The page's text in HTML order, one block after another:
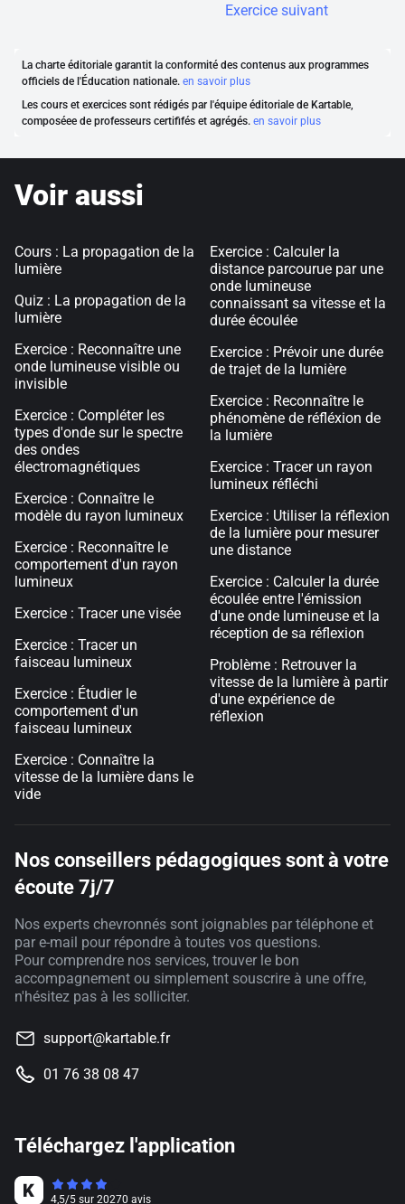
Exercice suivant
La charte éditoriale garantit la conformité des contenus aux programmes
officiels de l'Éducation nationale. en savoir plus
Les cours et exercices sont rédigés par l'équipe éditoriale de Kartable,
composéee de professeurs certififés et agrégés. en savoir plus
Voir aussi
Cours : La propagation de la
lumière
Quiz : La propagation de la
lumière
Exercice : Reconnaître une
onde lumineuse visible ou
invisible
Exercice : Compléter les
types d'onde sur le spectre
des ondes
électromagnétiques
Exercice : Connaître le
modèle du rayon lumineux
Exercice : Reconnaître le
comportement d'un rayon
lumineux
Exercice : Tracer une visée
Exercice : Tracer un
faisceau lumineux
Exercice : Étudier le
comportement d'un
faisceau lumineux
Exercice : Connaître la
vitesse de la lumière dans le
vide
Exercice : Calculer la
distance parcourue par une
onde lumineuse
connaissant sa vitesse et la
durée écoulée
Exercice : Prévoir une durée
de trajet de la lumière
Exercice : Reconnaître le
phénomène de réfléxion de
la lumière
Exercice : Tracer un rayon
lumineux réfléchi
Exercice : Utiliser la réflexion
de la lumière pour mesurer
une distance
Exercice : Calculer la durée
écoulée entre l'émission
d'une onde lumineuse et la
réception de sa réflexion
Problème : Retrouver la
vitesse de la lumière à partir
d'une expérience de
réflexion
Nos conseillers pédagogiques sont à votre
écoute 7j/7
Nos experts chevronnés sont joignables par téléphone et
par e-mail pour répondre à toutes vos questions.
Pour comprendre nos services, trouver le bon
accompagnement ou simplement souscrire à une offre,
n'hésitez pas à les solliciter.
support@kartable.fr
01 76 38 08 47
Téléchargez l'application
4,5/5 sur 20270 avis